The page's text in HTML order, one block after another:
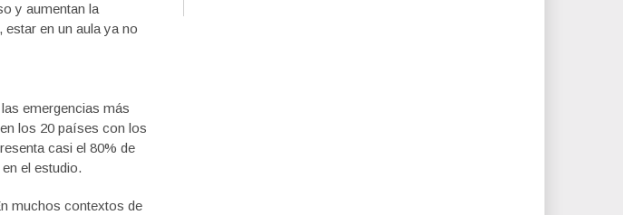
y aumentan la
en un aula ya no
emergencias más
los 20 países con los
casi el 80% de
el estudio.
muchos contextos de